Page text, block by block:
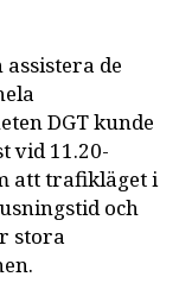
de
DGT kunde
vid 11.20-
att trafikläget i
och
stora